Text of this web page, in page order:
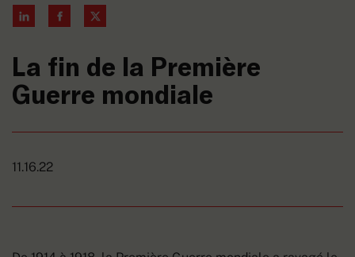
La fin de la Première
Guerre mondiale
11.16.22